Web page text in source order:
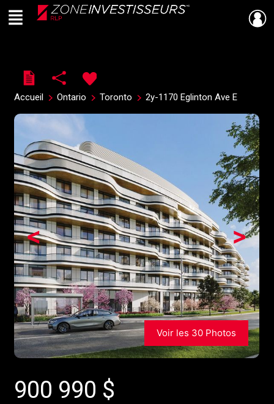
Live
En Direct
Menu
Accueil Ontario Toronto 2y-1170 Eglinton Ave E
>
<
Voir les 30 Photos
900 990 $